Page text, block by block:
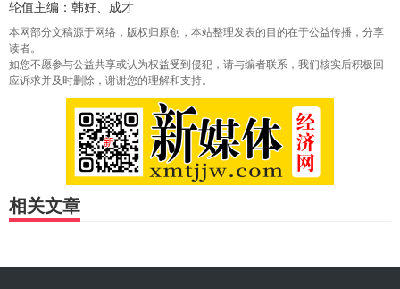
轮值主编：韩好、成才
本网部分文稿源于网络，版权归原创，本站整理发表的目的在于公益传播，分享
读者。
如您不愿参与公益共享或认为权益受到侵犯，请与编者联系，我们核实后积极回
应诉求并及时删除，谢谢您的理解和支持。
相关文章